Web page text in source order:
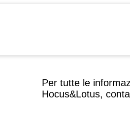
Per tutte le
Hocus&Lotus,